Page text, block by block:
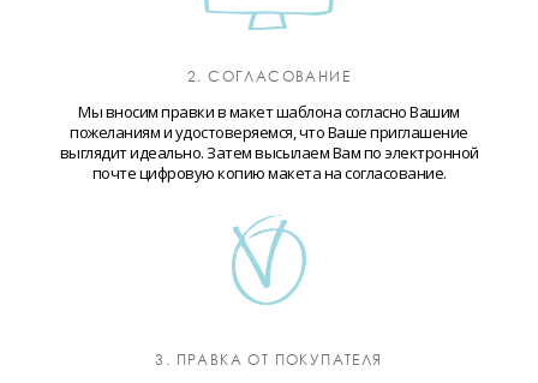
2. СОГЛАСОВАНИЕ
Мы вносим правки в макет шаблона согласно Вашим
пожеланиям и удостоверяемся, что Ваше приглашение
выглядит идеально. Затем высылаем Вам по электронной
почте цифровую копию макета на согласование.
3. ПРАВКА ОТ ПОКУПАТЕЛЯ